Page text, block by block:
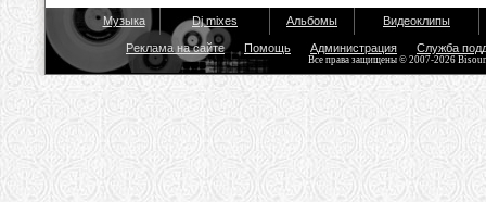
Музыка Dj mixes Альбомы Видеоклипы
Реклама на сайте Помощь Администрация Служба
Все права защищены © 2007-2026